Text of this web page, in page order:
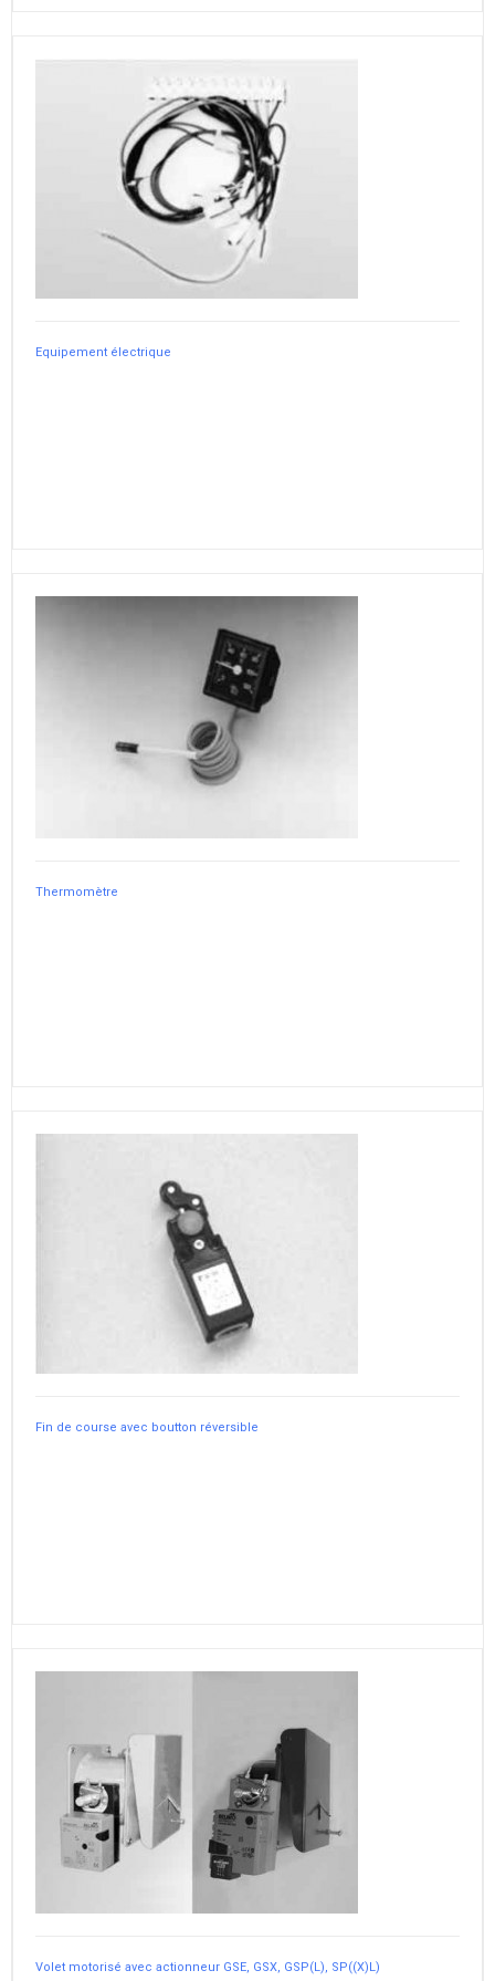
Equipement électrique
Thermomètre
Fin de course avec boutton réversible
Volet motorisé avec actionneur GSE, GSX, GSP(L), SP((X)L)